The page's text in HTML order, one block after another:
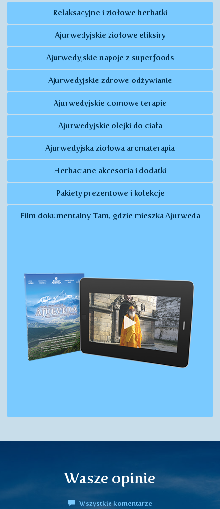
Relaksacyjne i ziołowe herbatki
Ajurwedyjskie ziołowe eliksiry
Ajurwedyjskie napoje z superfoods
Ajurwedyjskie zdrowe odżywianie
Ajurwedyjskie domowe terapie
Ajurwedyjskie olejki do ciała
Ajurwedyjska ziołowa aromaterapia
Herbaciane akcesoria i dodatki
Pakiety prezentowe i kolekcje
Film dokumentalny Tam, gdzie mieszka Ajurweda
Wasze opinie
Wszystkie komentarze